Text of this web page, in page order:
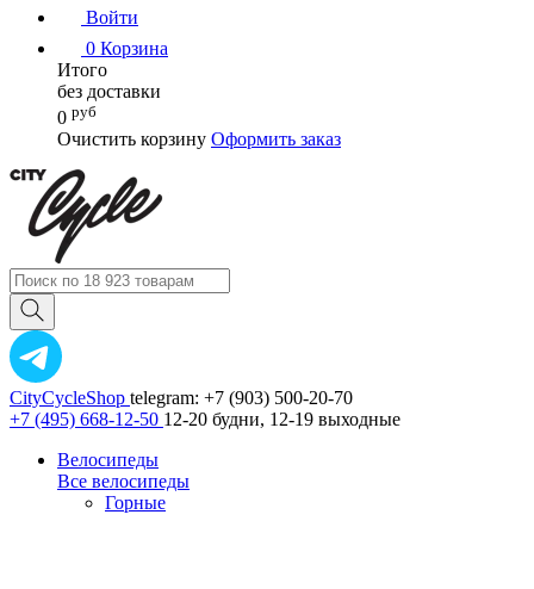
Войти
0 Корзина
Итого
без доставки
0 руб
Очистить корзину Оформить заказ
CityCycleShop telegram: +7 (903) 500-20-70
+7 (495) 668-12-50 12-20 будни, 12-19 выходные
Велосипеды
Все велосипеды
Горные